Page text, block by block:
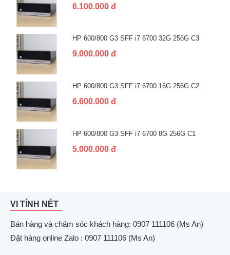
6.100.000 đ
HP 600/800 G3 SFF i7 6700 32G 256G C3
9.000.000 đ
HP 600/800 G3 SFF i7 6700 16G 256G C2
6.600.000 đ
HP 600/800 G3 SFF i7 6700 8G 256G C1
5.000.000 đ
VI TÍNH NÉT
Bán hàng và chăm sóc khách hàng: 0907 111106 (Ms An)
Đặt hàng online Zalo : 0907 111106 (Ms An)